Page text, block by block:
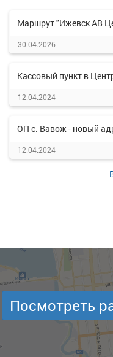
Маршрут "Ижевск АВ
30.04.2026
Кассовый пункт в
12.04.2024
ОП с. Вавож - новый
12.04.2024
Посмотреть